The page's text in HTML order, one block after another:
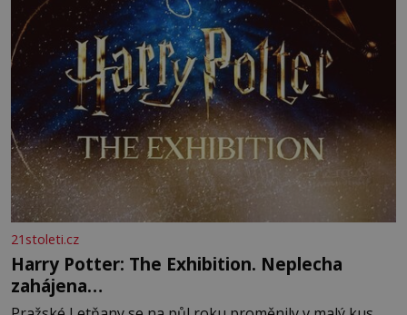
21stoleti.cz
Harry Potter: The Exhibition. Neplecha
zahájena…